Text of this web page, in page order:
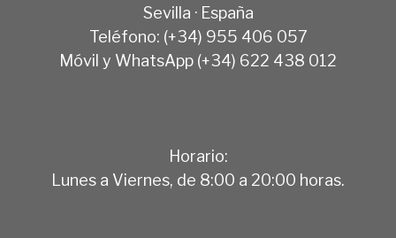
Sevilla · España
Teléfono: (+34) 955 406 057
Móvil y WhatsApp (+34) 622 438 012
Horario:
Lunes a Viernes, de 8:00 a 20:00 horas.